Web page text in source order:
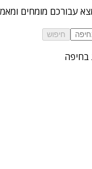
עבורכם מומחים
חיפוש
בחיפה